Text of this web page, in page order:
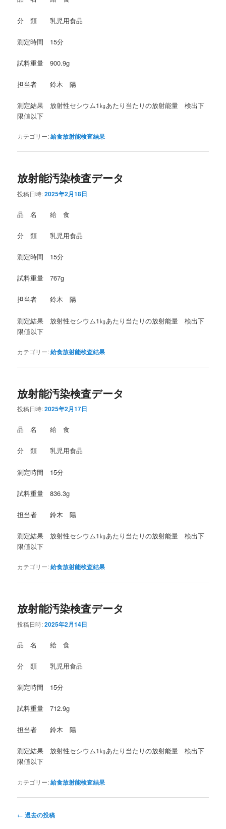
分 類 乳児用食品
測定時間 15分
試料重量 900.9g
担当者 鈴木 陽
測定結果 放射性セシウム1㎏あたり当たりの放射能量 検出下
限値以下
カテゴリー:給食放射能検査結果
放射能汚染検査データ
投稿日時:2025年2月18日
品 名 給 食
分 類 乳児用食品
測定時間 15分
試料重量 767g
担当者 鈴木 陽
測定結果 放射性セシウム1㎏あたり当たりの放射能量 検出下
限値以下
カテゴリー:給食放射能検査結果
放射能汚染検査データ
投稿日時:2025年2月17日
品 名 給 食
分 類 乳児用食品
測定時間 15分
試料重量 836.3g
担当者 鈴木 陽
測定結果 放射性セシウム1㎏あたり当たりの放射能量 検出下
限値以下
カテゴリー:給食放射能検査結果
放射能汚染検査データ
投稿日時:2025年2月14日
品 名 給 食
分 類 乳児用食品
測定時間 15分
試料重量 712.9g
担当者 鈴木 陽
測定結果 放射性セシウム1㎏あたり当たりの放射能量 検出下
限値以下
カテゴリー:給食放射能検査結果
投← 過去の投稿